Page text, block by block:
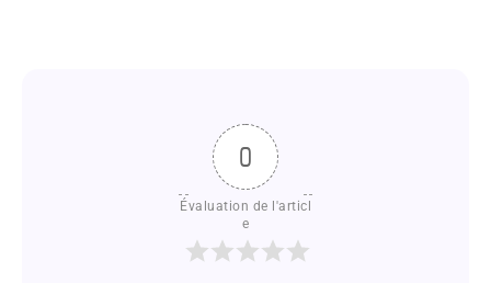
0
Évaluation de l'articl
e